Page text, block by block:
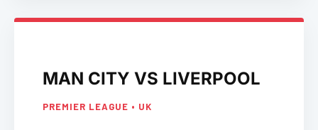
MAN CITY VS LIVERPOOL
PREMIER LEAGUE • UK